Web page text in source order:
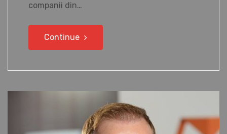
companii din…
Continue